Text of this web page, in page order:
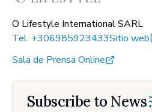
O Lifestyle International SARL
Tel. +306985923433Sitio web
Sala de Prensa Online
Subscribe to News